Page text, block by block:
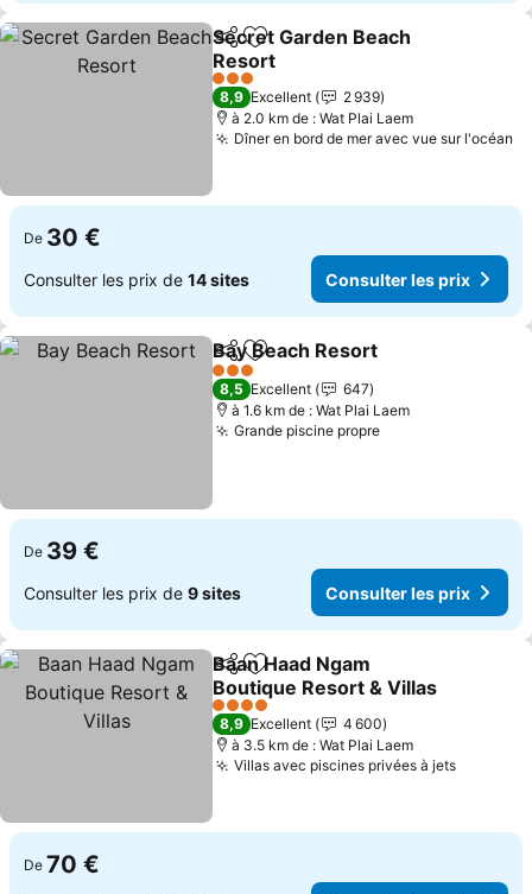
PartagerAjouter à mes favoris
Secret Garden Beach
Resort
Consulter les prix
3 Étoiles
8,9 Excellent
2 939
à 2.0 km de : Wat Plai Laem
Dîner en bord de mer avec vue sur l'océan
De 30 €
Consulter les prix de 14 sites Consulter les prix
PartagerAjouter à mes favoris
Bay Beach Resort
3 Étoiles
8,5 Excellent
647
à 1.6 km de : Wat Plai Laem
Grande piscine propreConsulter les
De 39 €
Consulter les prix de 9 sites Consulter les prix
PartagerAjouter à mes favoris
Baan Haad Ngam
Boutique Resort & Villas
Consulter les prix
4 Étoiles
8,9 Excellent
4 600
à 3.5 km de : Wat Plai Laem
Villas avec piscines privées à jets
De 70 €